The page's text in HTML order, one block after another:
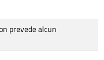
prevede alcun